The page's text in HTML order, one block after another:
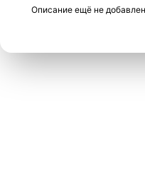
Описание ещё не